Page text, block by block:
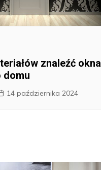
znaleźć okna
domu
14 października 2024